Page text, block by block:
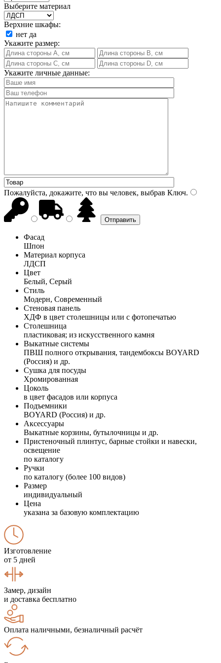
Выберите материал
Верхние шкафы:
нет да
Укажите размер:
Укажите личные данные:
Пожалуйста, докажите, что вы человек, выбрав Ключ.
Фасад
Шпон
Материал корпуса
ЛДСП
Цвет
Белый, Серый
Стиль
Модерн, Современный
Стеновая панель
ХДФ в цвет столешницы или с фотопечатью
Столешница
пластиковая; из искусственного камня
Выкатные системы
ПВШ полного открывания, тандембоксы BOYARD
(Россия) и др.
Сушка для посуды
Хромированная
Цоколь
в цвет фасадов или корпуса
Подъемники
BOYARD (Россия) и др.
Аксессуары
Выкатные корзины, бутылочницы и др.
Пристеночный плинтус, барные стойки и навески,
освещение
по каталогу
Ручки
по каталогу (более 100 видов)
Размер
индивидуальный
Цена
указана за базовую комплектацию
Изготовление
от 5 дней
Замер, дизайн
и доставка бесплатно
Оплата наличными, безналичный расчёт